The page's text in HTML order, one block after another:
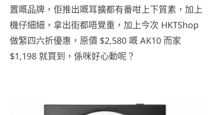
置嘅品牌，佢推出嘅耳擴都有番咁上下質素，加上
機仔細細，拿出街都唔覺重，加上今次 HKTShop
做緊四六折優惠，原價 $2,580 嘅 AK10 而家
$1,198 就買到，係咪好心動呢？